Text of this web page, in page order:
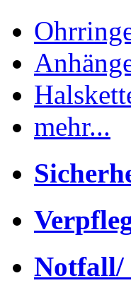
mehr...
Notfall/